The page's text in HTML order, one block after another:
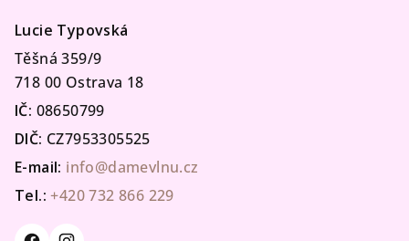
Lucie Typovská
Těšná 359/9
718 00 Ostrava 18
IČ: 08650799
DIČ: CZ7953305525
E-mail: info@damevlnu.cz
Tel.: +420 732 866 229